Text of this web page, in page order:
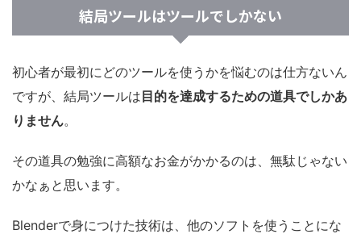
結局ツールはツールでしかない
初心者が最初にどのツールを使うかを悩むのは仕方ないん
ですが、結局ツールは目的を達成するための道具でしかあ
りません。
その道具の勉強に高額なお金がかかるのは、無駄じゃない
かなぁと思います。
Blenderで身につけた技術は、他のソフトを使うことにな